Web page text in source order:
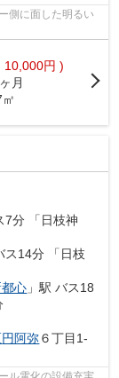
側に面した明るい
10,000円 )
月
7分 「日枝神
ス14分 「日枝
心 」駅 バス18
円阿弥６丁目1-